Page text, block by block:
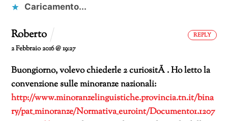
Caricamento...
Roberto
2 Febbraio 2016 @ 19:27
Buongiorno, volevo chiederle 2 curiositÃ . Ho letto la
convenzione sulle minoranze nazionali:
http://www.minoranzelinguistiche.provincia.tn.it/bina
ry/pat_minoranze/Normativa_euroint/Documento1.1207
REPLY